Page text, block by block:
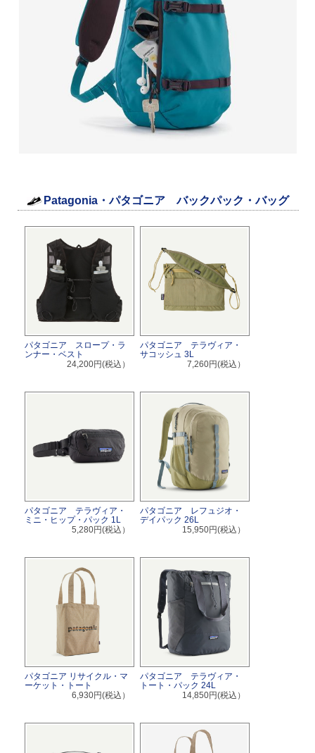
Patagonia・パタゴニア バックパック・バッグ
パタゴニア スロープ・ラ
ンナー・ベスト
24,200円(税込）
パタゴニア テラヴィア・
サコッシュ 3L
7,260円(税込）
パタゴニア テラヴィア・
ミニ・ヒップ・パック 1L
5,280円(税込）
パタゴニア レフュジオ・
デイパック 26L
15,950円(税込）
パタゴニア リサイクル・マ
ーケット・トート
6,930円(税込）
パタゴニア テラヴィア・
トート・パック 24L
14,850円(税込）